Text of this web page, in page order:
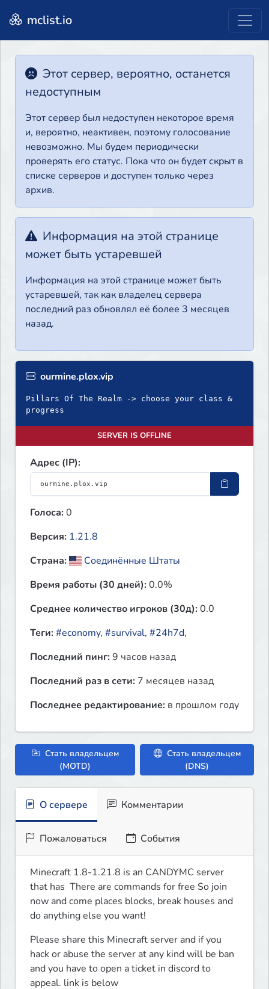
mclist.io
Этот сервер, вероятно, останется
недоступным
Этот сервер был недоступен некоторое время
и, вероятно, неактивен, поэтому голосование
невозможно. Мы будем периодически
проверять его статус. Пока что он будет скрыт в
списке серверов и доступен только через
архив.
Информация на этой странице
может быть устаревшей
Информация на этой странице может быть
устаревшей, так как владелец сервера
последний раз обновлял её более 3 месяцев
назад.
ourmine.plox.vip
Pillars Of The Realm -> choose your class &
progress
SERVER IS OFFLINE
Адрес (IP):
Голоса:0
Версия: 1.21.8
Страна:
Соединённые Штаты
Время работы (30 дней):0.0%
Среднее количество игроков (30д):0.0
Теги:#economy, #survival, #24h7d,
Последний пинг:9 часов назад
Последний раз в сети: 7 месяцев назад
Последнее редактирование: в прошлом году
Стать владельцем
(MOTD)
Стать владельцем
(DNS)
О сервере Комментарии
Пожаловаться События
Minecraft 1.8-1.21.8 is an CANDYMC server
that has  There are commands for free So join
now and come places blocks, break houses and
do anything else you want!
Please share this Minecraft server and if you
hack or abuse the server at any kind will be ban
and you have to open a ticket in discord to
appeal. link is below